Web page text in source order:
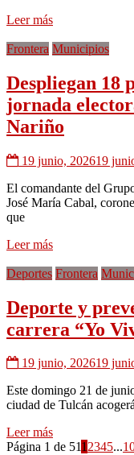
Leer más
Frontera Municipios
Despliegan 18
jornada
Nariño
19 junio, 202619
El comandante del
José María Cabal,
que
Leer más
Deportes Frontera
Deporte y
carrera “Yo
19 junio, 202619
Este domingo 21 de
ciudad de Tulcán
Leer más
Página 1 de 5112345...